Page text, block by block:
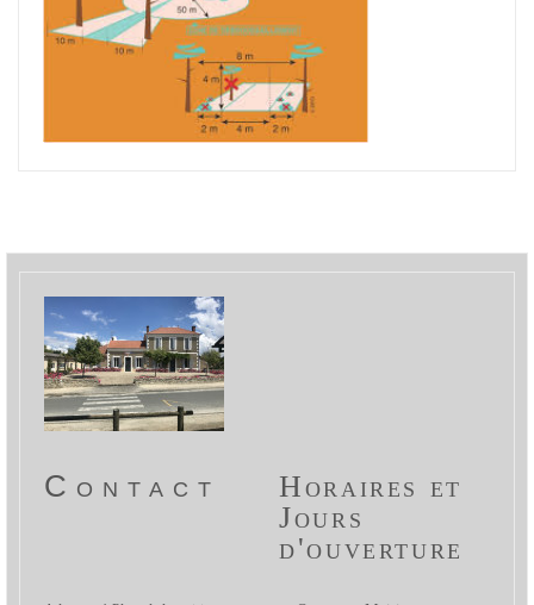
Contact
Horaires et
Jours
d'ouverture